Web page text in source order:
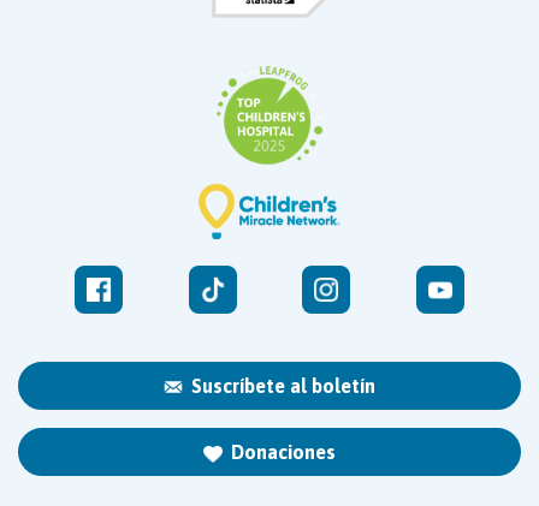
Suscríbete al boletín
Donaciones